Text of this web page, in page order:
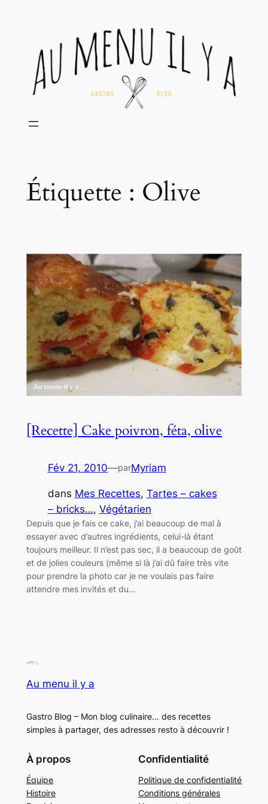
Étiquette : Olive
[Recette] Cake poivron, féta, olive
Fév 21, 2010—parMyriam
dans Mes Recettes, Tartes – cakes
– bricks…, Végétarien
Depuis que je fais ce cake, j’ai beaucoup de mal à
essayer avec d’autres ingrédients, celui-là étant
toujours meilleur. Il n’est pas sec, il a beaucoup de goût
et de jolies couleurs (même si là j’ai dû faire très vite
pour prendre la photo car je ne voulais pas faire
attendre mes invités et du…
Au menu il y a
Gastro Blog – Mon blog culinaire… des recettes
simples à partager, des adresses resto à découvrir !
À propos
Équipe
Histoire
Confidentialité
Politique de confidentialité
Conditions générales